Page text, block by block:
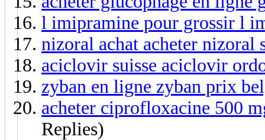
l imipramine pour grossir l
nizoral achat acheter nizoral
aciclovir suisse aciclovir
zyban en ligne zyban prix
acheter ciprofloxacine 500
Replies)